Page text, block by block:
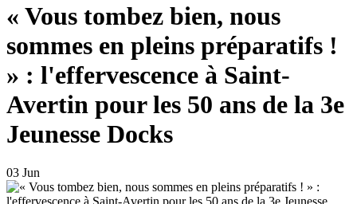
« Vous tombez bien, nous
sommes en pleins préparatifs !
» : l'effervescence à Saint-
Avertin pour les 50 ans de la 3e
Jeunesse Docks
03 Jun